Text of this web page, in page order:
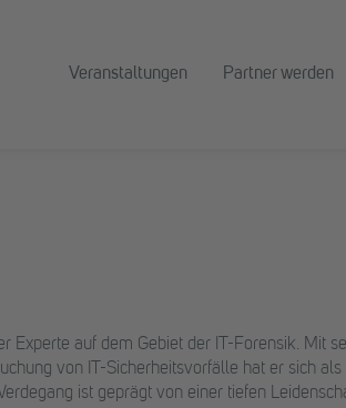
Veranstaltungen Partner werden
Experte auf dem Gebiet der IT-Forensik. Mit
von IT-Sicherheitsvorfälle hat er sich
ist geprägt von einer tiefen